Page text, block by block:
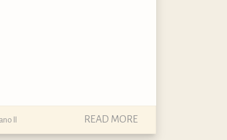
II READ MORE